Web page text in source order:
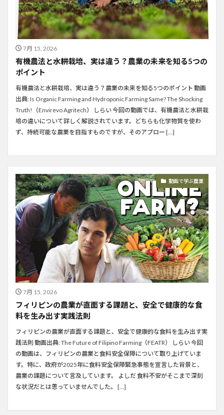
7月 15, 2026
有機農法と水耕栽培、実は違う？農業の未来を知る5つの
ポイント
有機農法と水耕栽培、実は違う？農業の未来を知る5つのポイント 動画
出典: Is Organic Farming and Hydroponic Farming Same? The Shocking
Truth!（Envirevo Agritech） しらい 今回の動画では、有機農法と水耕栽
培の違いについて詳しく解説されています。どちらも化学物質を使わ
ず、持続可能な農業を目指すものですが、そのアプロー […]
動画で学ぶ農業
7月 15, 2026
フィリピンの農業が直面する課題と、安全で健康的な食
料を生み出す実践法則
フィリピンの農業が直面する課題と、安全で健康的な食料を生み出す実
践法則 動画出典: The Future of Filipino Farming（FEATR） しらい 今回
の動画は、フィリピンの農業と食料安全保障について取り上げていま
す。特に、政府が2025年に食料安全保障緊急事態を宣言した背景と、
農業の課題について言及しています。 よしだ 食料不安がそこまで深刻
な状況だとは思っていませんでした。 […]